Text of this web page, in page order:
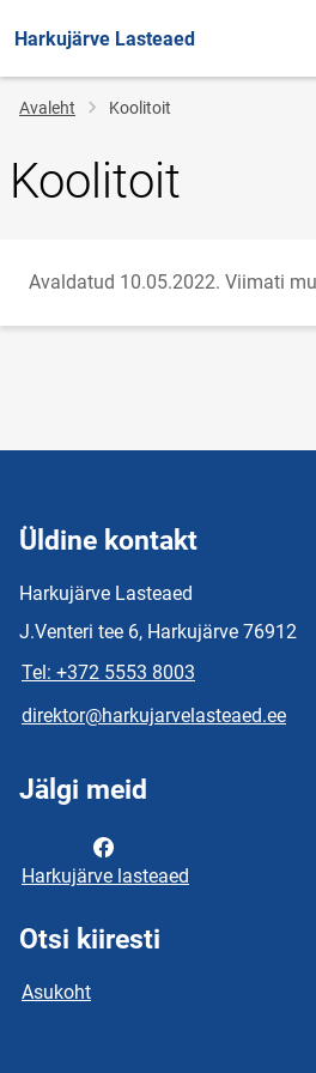
Harkujärve Lasteaed
Jälglink
Avaleht Koolitoit
Koolitoit
Avaldatud 10.05.2022. Viimati
Üldine kontakt
Harkujärve Lasteaed
J.Venteri tee 6, Harkujärve 76912
Tel: +372 5553 8003
direktor@harkujarvelasteaed.ee
Jälgi meid
Harkujärve lasteaed
Otsi kiiresti
Asukoht